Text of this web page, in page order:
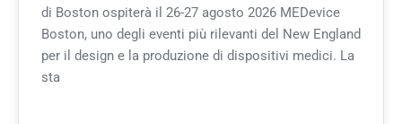
di Boston ospiterà il 26-27 agosto 2026 MEDevice
Boston, uno degli eventi più rilevanti del New England
per il design e la produzione di dispositivi medici. La
sta